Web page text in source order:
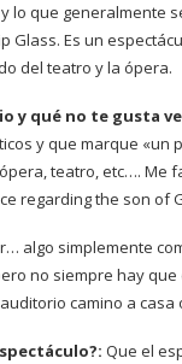
lo que generalmente
Glass. Es un
del teatro y la ópera.
y qué no te gusta
y que marque
teatro, etc…. Me
regarding the son of
algo simplemente
no siempre hay
camino a casa
Que el